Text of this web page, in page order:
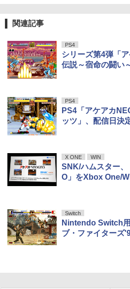
関連記事
PS4
シリーズ第4弾「
伝説～宿命の闘い
PS4
PS4「アケアカ
ッツ」、配信日決
X ONE WIN
SNK/ハムスター
O」をXbox One/
Switch
Nintendo Switch
ブ・ファイターズ